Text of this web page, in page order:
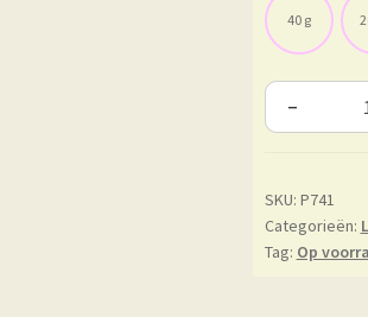
40 g
−
SKU: P741
Categorieën:
Tag: Op